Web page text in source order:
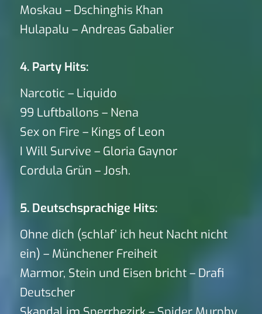
Moskau – Dschinghis Khan
Hulapalu – Andreas Gabalier
4. Party Hits:
Narcotic – Liquido
99 Luftballons – Nena
Sex on Fire – Kings of Leon
I Will Survive – Gloria Gaynor
Cordula Grün – Josh.
5. Deutschsprachige Hits:
Ohne dich (schlaf’ ich heut Nacht nicht
ein) – Münchener Freiheit
Marmor, Stein und Eisen bricht – Drafi
Deutscher